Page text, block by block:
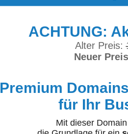
ACHTUNG:
Alter Preis:
Neuer
Premium
für Ihr
Mit dieser